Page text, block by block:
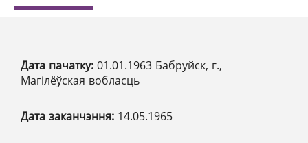
Дата пачатку: 01.01.1963 Бабруйск, г.,
Магілёўская вобласць
Дата заканчэння: 14.05.1965